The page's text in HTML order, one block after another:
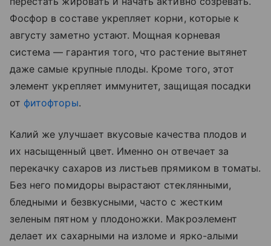
Фосфор в составе укрепляет корни, которые к
августу заметно устают. Мощная корневая
система — гарантия того, что растение вытянет
даже самые крупные плоды. Кроме того, этот
элемент укрепляет иммунитет, защищая посадки
от фитофторы.
Калий же улучшает вкусовые качества плодов и
их насыщенный цвет. Именно он отвечает за
перекачку сахаров из листьев прямиком в томаты.
Без него помидоры вырастают стеклянными,
бледными и безвкусными, часто с жестким
зеленым пятном у плодоножки. Макроэлемент
делает их сахарными на изломе и ярко-алыми